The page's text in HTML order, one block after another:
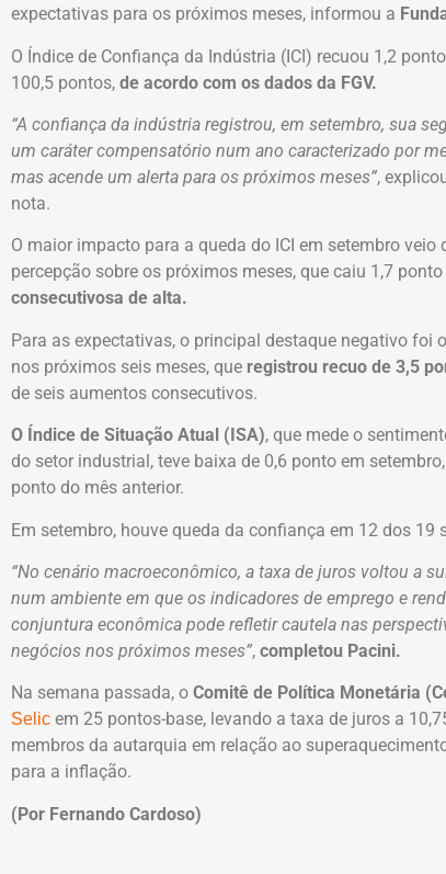
expectativas para os próximos meses, informou a
O Índice de Confiança da Indústria (ICI) recuou 1,2
100,5 pontos, de acordo com os dados da FGV.
“A confiança da indústria registrou, em setembro, sua
um caráter compensatório num ano caracterizado por
mas acende um alerta para os próximos meses”,
nota.
O maior impacto para a queda do ICI em setembro veio
percepção sobre os próximos meses, que caiu 1,7
consecutivosa de alta.
Para as expectativas, o principal destaque negativo foi
nos próximos seis meses, que registrou recuo de 3,5
de seis aumentos consecutivos.
O Índice de Situação Atual (ISA), que mede o
do setor industrial, teve baixa de 0,6 ponto em
ponto do mês anterior.
Em setembro, houve queda da confiança em 12 dos
“No cenário macroeconômico, a taxa de juros voltou a
num ambiente em que os indicadores de emprego e
conjuntura econômica pode refletir cautela nas
negócios nos próximos meses”, completou Pacini.
Na semana passada, o Comitê de Política Monetária
Selic em 25 pontos-base, levando a taxa de juros a
membros da autarquia em relação ao
para a inflação.
(Por Fernando Cardoso)